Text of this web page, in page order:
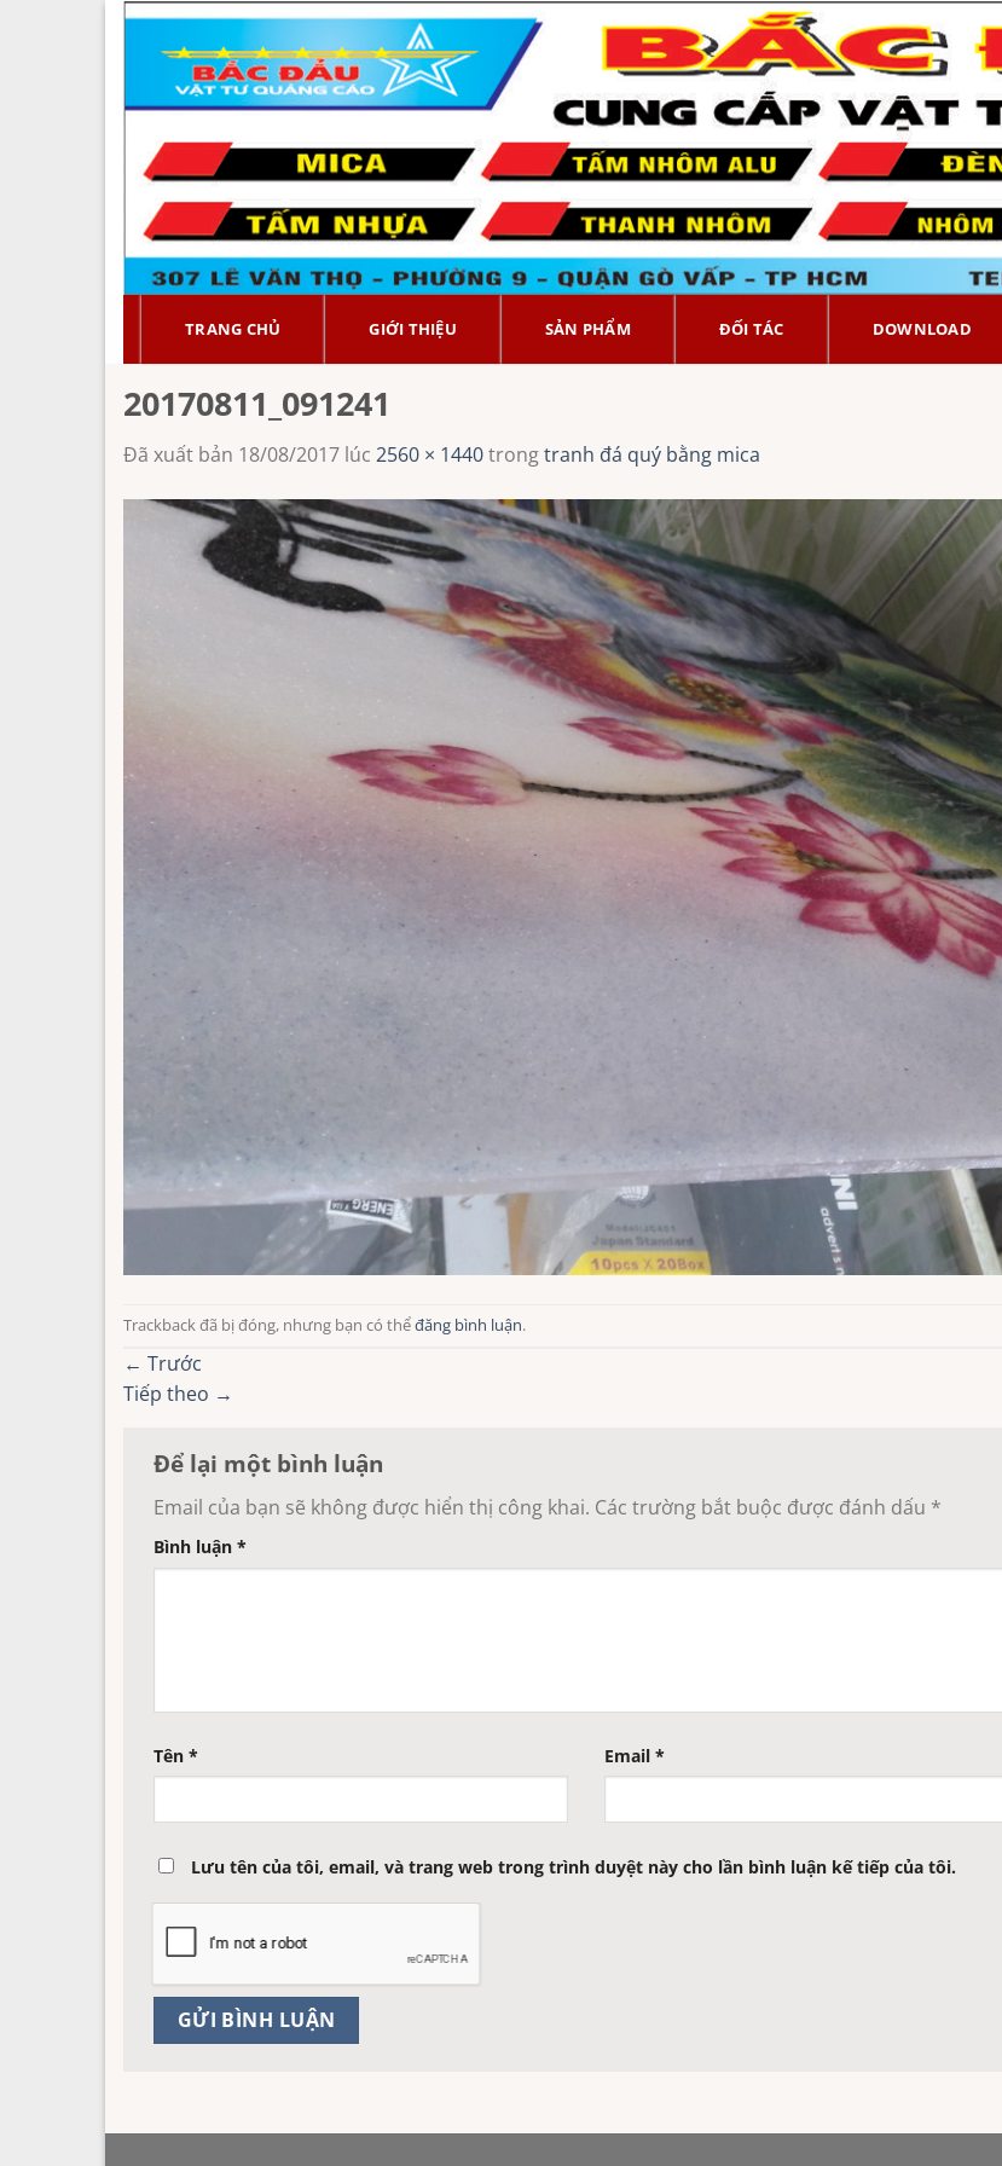
Chuyển
dung
TRANG CHỦ GIỚI THIỆU SẢN PHẨM ĐỐI TÁC DOWNLOAD
20170811_091241
Đã xuất bản 18/08/2017 lúc 2560 × 1440trongtranh đá quý bằng mica
Trackback đã bị đóng, nhưng bạn có thểđăng bình luận.
← Trước
Tiếp theo →
Để lại một bình luận
Email của bạn sẽ không được hiển thị công khai. Các trường bắt buộc được đánh dấu *
Bình luận *
Tên * Email*
Lưu tên của tôi, email, và trang web trong trình duyệt này cho lần bình luận kế tiếp của tôi.